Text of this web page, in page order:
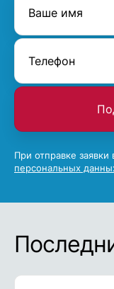
При отправке
персональных